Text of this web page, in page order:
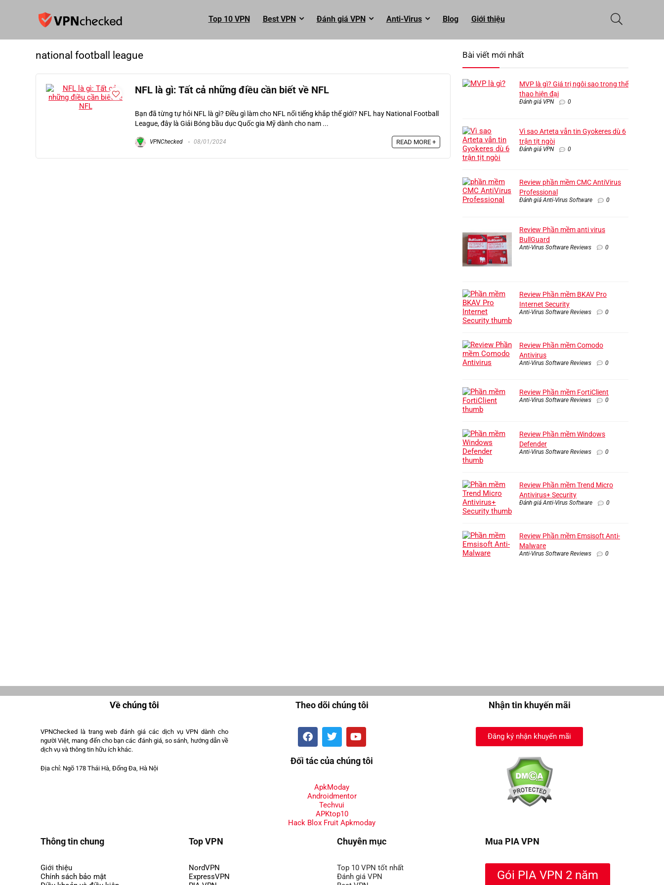
Top 10 VPN Best VPN Đánh giá VPN Anti-Virus Blog Giới thiệu
national football league
NFL là gì: Tất cả những điều cần biết về NFL
Bạn đã từng tự hỏi NFL là gì? Điều gì làm cho NFL nổi tiếng khắp thế giới? NFL hay National Football
League, đây là Giải Bóng bầu dục Quốc gia Mỹ dành cho nam ...
VPNChecked 08/01/2024 READ MORE +
Bài viết mới nhất
MVP là gì? Giá trị ngôi sao trong thể
thao hiện đại
Đánh giá VPN 0
Vì sao Arteta vẫn tin Gyokeres dù 6
trận tịt ngòi
Đánh giá VPN 0
Review phần mềm CMC AntiVirus
Professional
Đánh giá Anti-Virus Software 0
Review Phần mềm anti virus
BullGuard
Anti-Virus Software Reviews 0
Review Phần mềm BKAV Pro
Internet Security
Anti-Virus Software Reviews 0
Review Phần mềm Comodo
Antivirus
Anti-Virus Software Reviews 0
Review Phần mềm FortiClient
Anti-Virus Software Reviews 0
Review Phần mềm Windows
Defender
Anti-Virus Software Reviews 0
Review Phần mềm Trend Micro
Antivirus+ Security
Đánh giá Anti-Virus Software 0
Review Phần mềm Emsisoft Anti-
Malware
Anti-Virus Software Reviews 0
Về chúng tôi
VPNChecked là trang web đánh giá các dịch vụ VPN dành cho
người Việt, mang đến cho bạn các đánh giá, so sánh, hướng dẫn về
dịch vụ và thông tin hữu ích khác.
Địa chỉ: Ngõ 178 Thái Hà, Đống Đa, Hà Nội
Theo dõi chúng tôi
Đối tác của chúng tôi
ApkModay
Androidmentor
Techvui
APKtop10
Hack Blox Fruit Apkmoday
Nhận tin khuyến mãi
Đăng ký nhận khuyến mãi
Thông tin chung
Giới thiệu
Chính sách bảo mật
Top VPN
NordVPN
ExpressVPN
Chuyên mục
Top 10 VPN tốt nhất
Đánh giá VPN
Mua PIA VPN
Gói PIA VPN 2 năm